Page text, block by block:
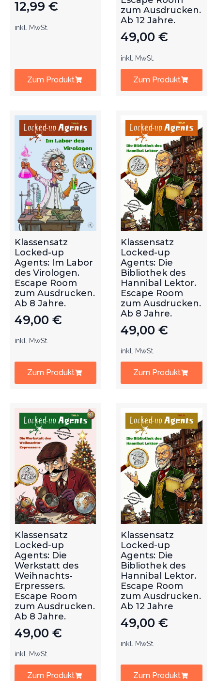
12,99 €
inkl. MwSt.
Zum Produkt
zum Ausdrucken.
Ab 12 Jahre.
49,00 €
inkl. MwSt.
Zum Produkt
Klassensatz
Locked-up
Agents: Im Labor
des Virologen.
Escape Room
zum Ausdrucken.
Ab 8 Jahre.
49,00 €
inkl. MwSt.
Zum Produkt
Klassensatz
Locked-up
Agents: Die
Bibliothek des
Hannibal Lektor.
Escape Room
zum Ausdrucken.
Ab 8 Jahre.
49,00 €
inkl. MwSt.
Zum Produkt
Klassensatz
Locked-up
Agents: Die
Werkstatt des
Weihnachts-
Erpressers.
Escape Room
zum Ausdrucken.
Ab 8 Jahre.
49,00 €
inkl. MwSt.
Zum Produkt
Klassensatz
Locked-up
Agents: Die
Bibliothek des
Hannibal Lektor.
Escape Room
zum Ausdrucken.
Ab 12 Jahre
49,00 €
inkl. MwSt.
Zum Produkt